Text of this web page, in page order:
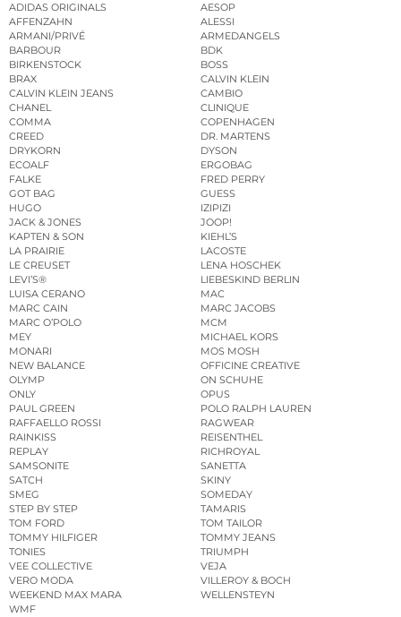
ADIDAS ORIGINALS
AESOP
AFFENZAHN
ALESSI
ARMANI/PRIVÉ
ARMEDANGELS
BARBOUR
BDK
BIRKENSTOCK
BOSS
BRAX
CALVIN KLEIN
CALVIN KLEIN JEANS
CAMBIO
CHANEL
CLINIQUE
COMMA
COPENHAGEN
CREED
DR. MARTENS
DRYKORN
DYSON
ECOALF
ERGOBAG
FALKE
FRED PERRY
GOT BAG
GUESS
HUGO
IZIPIZI
JACK & JONES
JOOP!
KAPTEN & SON
KIEHL’S
LA PRAIRIE
LACOSTE
LE CREUSET
LENA HOSCHEK
LEVI’S®
LIEBESKIND BERLIN
LUISA CERANO
MAC
MARC CAIN
MARC JACOBS
MARC O’POLO
MCM
MEY
MICHAEL KORS
MONARI
MOS MOSH
NEW BALANCE
OFFICINE CREATIVE
OLYMP
ON SCHUHE
ONLY
OPUS
PAUL GREEN
POLO RALPH LAUREN
RAFFAELLO ROSSI
RAGWEAR
RAINKISS
REISENTHEL
REPLAY
RICHROYAL
SAMSONITE
SANETTA
SATCH
SKINY
SMEG
SOMEDAY
STEP BY STEP
TAMARIS
TOM FORD
TOM TAILOR
TOMMY HILFIGER
TOMMY JEANS
TONIES
TRIUMPH
VEE COLLECTIVE
VEJA
VERO MODA
VILLEROY & BOCH
WEEKEND MAX MARA
WELLENSTEYN
WMF